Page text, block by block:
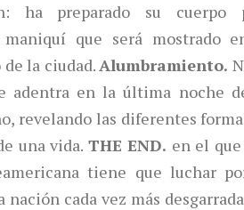
ha preparado su cuerpo
que será mostrado
de la ciudad.Alumbramiento.
adentra en la última noche
revelando las diferentes
una vida. THE END. en el
tiene que luchar
cada vez más